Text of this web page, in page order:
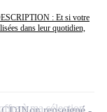
: Et si votre
dans leur quotidien,
à ma sélection